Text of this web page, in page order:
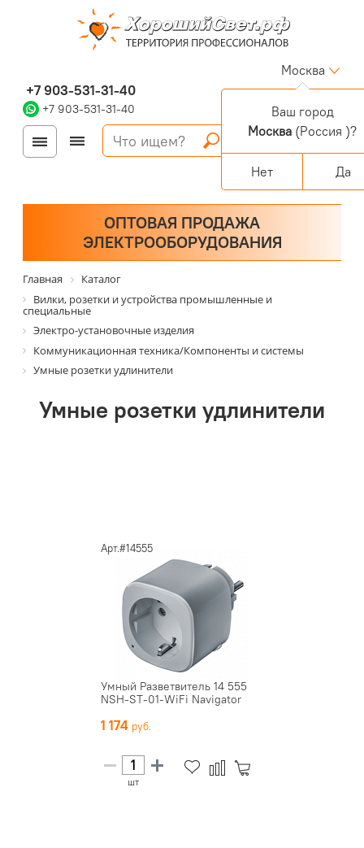
+7 903-531-31-40
+7 903-531-31-40
Москва
Войти
Регистрация
Корзина
0 позиций
Персональный раздел
ОПТОВАЯ ПРОДАЖА
ЭЛЕКТРООБОРУДОВАНИЯ
Главная
Каталог
Вилки, розетки и устройства промышленные и
специальные
Электро-установочные изделия
Коммуникационная техника/Компоненты и системы
Умные розетки удлинители
Умные розетки удлинители
Арт.#14555
Умный Разветвитель 14 555
NSH-ST-01-WiFi Navigator
1 174
шт
Ваш город
Москва (Россия )?
Нет Да